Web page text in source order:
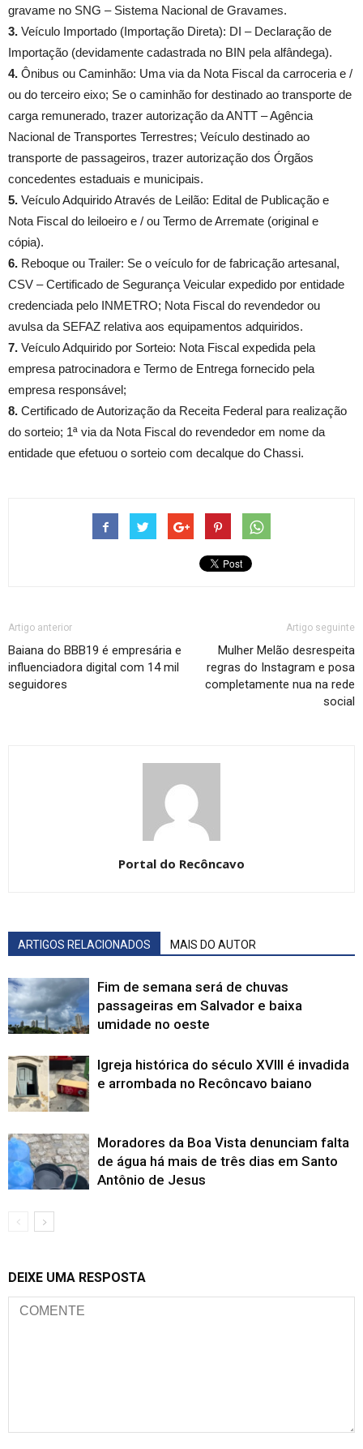
gravame no SNG – Sistema Nacional de Gravames.
3. Veículo Importado (Importação Direta): DI – Declaração de
Importação (devidamente cadastrada no BIN pela alfândega).
4. Ônibus ou Caminhão: Uma via da Nota Fiscal da carroceria e /
ou do terceiro eixo; Se o caminhão for destinado ao transporte de
carga remunerado, trazer autorização da ANTT – Agência
Nacional de Transportes Terrestres; Veículo destinado ao
transporte de passageiros, trazer autorização dos Órgãos
concedentes estaduais e municipais.
5. Veículo Adquirido Através de Leilão: Edital de Publicação e
Nota Fiscal do leiloeiro e / ou Termo de Arremate (original e
cópia).
6. Reboque ou Trailer: Se o veículo for de fabricação artesanal,
CSV – Certificado de Segurança Veicular expedido por entidade
credenciada pelo INMETRO; Nota Fiscal do revendedor ou
avulsa da SEFAZ relativa aos equipamentos adquiridos.
7. Veículo Adquirido por Sorteio: Nota Fiscal expedida pela
empresa patrocinadora e Termo de Entrega fornecido pela
empresa responsável;
8. Certificado de Autorização da Receita Federal para realização
do sorteio; 1ª via da Nota Fiscal do revendedor em nome da
entidade que efetuou o sorteio com decalque do Chassi.
Artigo anterior
Baiana do BBB19 é empresária e
influenciadora digital com 14 mil
seguidores
Artigo seguinte
Mulher Melão desrespeita
regras do Instagram e posa
completamente nua na rede
social
Portal do Recôncavo
ARTIGOS RELACIONADOS MAIS DO AUTOR
Fim de semana será de chuvas
passageiras em Salvador e baixa
umidade no oeste
Igreja histórica do século XVIII é invadida
e arrombada no Recôncavo baiano
Moradores da Boa Vista denunciam falta
de água há mais de três dias em Santo
Antônio de Jesus
DEIXE UMA RESPOSTA